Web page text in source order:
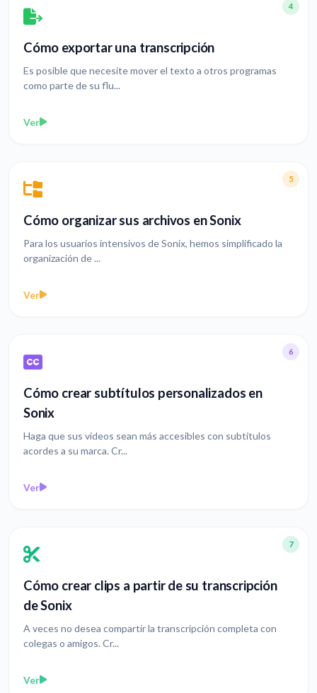
4
Cómo exportar una transcripción
Es posible que necesite mover el texto a otros programas
como parte de su flu...
Ver
5
Cómo organizar sus archivos en Sonix
Para los usuarios intensivos de Sonix, hemos simplificado la
organización de ...
Ver
6
Cómo crear subtítulos personalizados en
Sonix
Haga que sus videos sean más accesibles con subtítulos
acordes a su marca. Cr...
Ver
7
Cómo crear clips a partir de su transcripción
de Sonix
A veces no desea compartir la transcripción completa con
colegas o amigos. Cr...
Ver